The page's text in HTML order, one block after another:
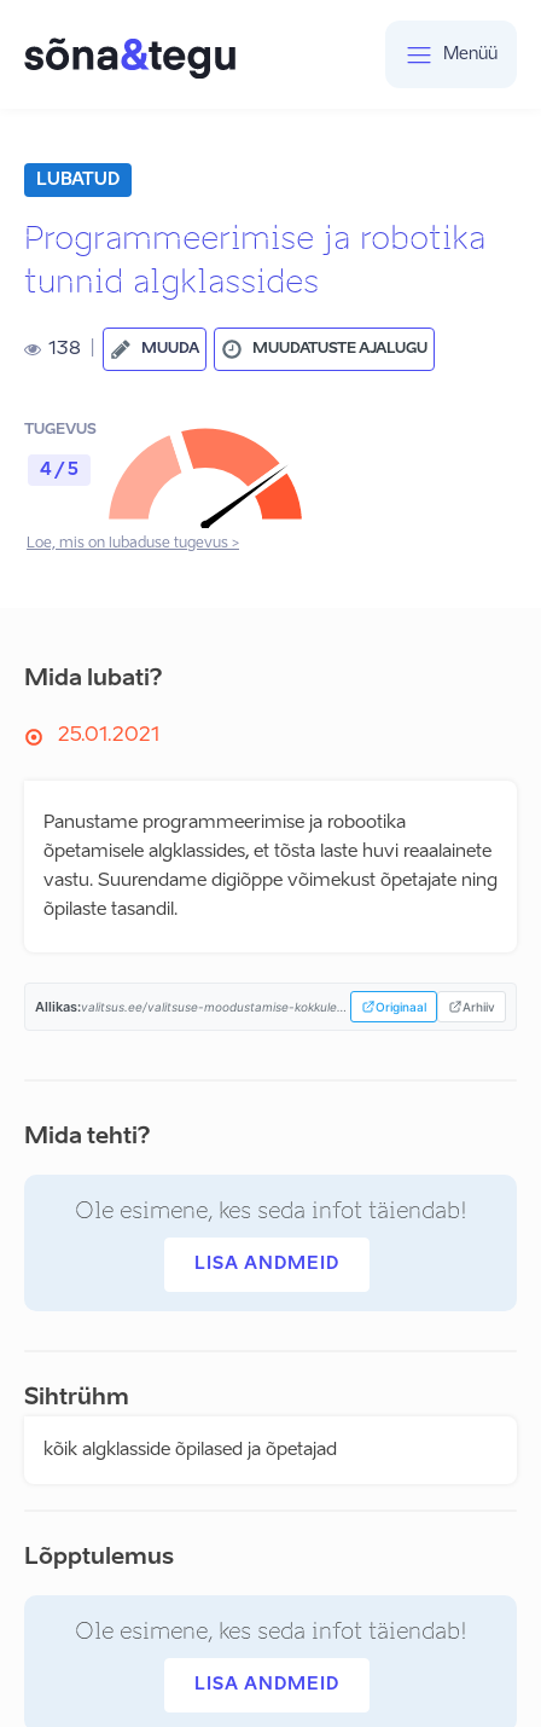
Menüü
LUBATUD
Programmeerimise ja robotika
tunnid algklassides
138 MUUDA MUUDATUSTE AJALUGU
TUGEVUS
4 / 5
Loe, mis on lubaduse tugevus >
Mida lubati?
25.01.2021
Panustame programmeerimise ja robootika
õpetamisele algklassides, et tõsta laste huvi reaalainete
vastu. Suurendame digiõppe võimekust õpetajate ning
õpilaste tasandil.
Allikas: Originaal Arhiiv
Mida tehti?
Ole esimene, kes seda infot täiendab!
LISA ANDMEID
Sihtrühm
kõik algklasside õpilased ja õpetajad
Lõpptulemus
Ole esimene, kes seda infot täiendab!
LISA ANDMEID